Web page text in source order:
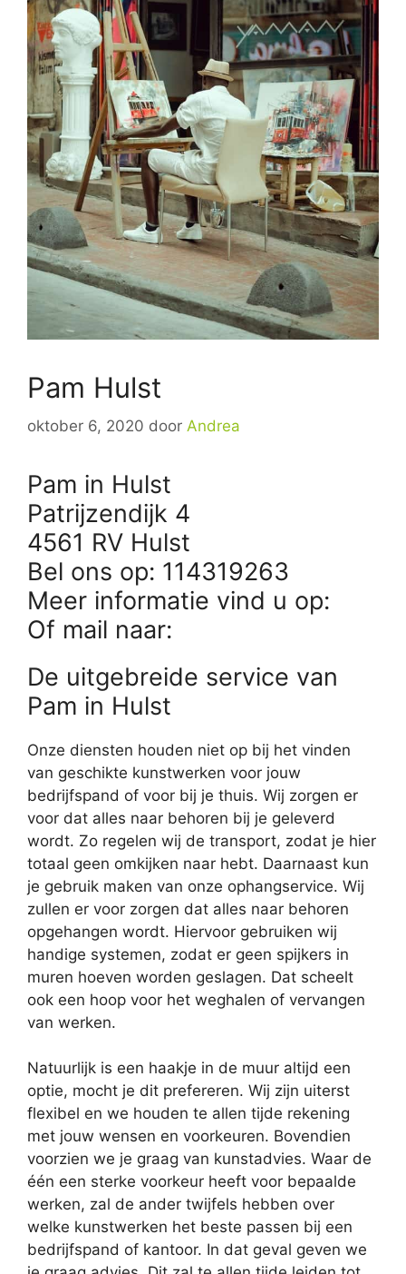
Pam Hulst
oktober 6, 2020 door Andrea
Pam in Hulst
Patrijzendijk 4
4561 RV Hulst
Bel ons op: 114319263
Meer informatie vind u op:
Of mail naar:
De uitgebreide service van
Pam in Hulst
Onze diensten houden niet op bij het vinden
van geschikte kunstwerken voor jouw
bedrijfspand of voor bij je thuis. Wij zorgen er
voor dat alles naar behoren bij je geleverd
wordt. Zo regelen wij de transport, zodat je hier
totaal geen omkijken naar hebt. Daarnaast kun
je gebruik maken van onze ophangservice. Wij
zullen er voor zorgen dat alles naar behoren
opgehangen wordt. Hiervoor gebruiken wij
handige systemen, zodat er geen spijkers in
muren hoeven worden geslagen. Dat scheelt
ook een hoop voor het weghalen of vervangen
van werken.
Natuurlijk is een haakje in de muur altijd een
optie, mocht je dit prefereren. Wij zijn uiterst
flexibel en we houden te allen tijde rekening
met jouw wensen en voorkeuren. Bovendien
voorzien we je graag van kunstadvies. Waar de
één een sterke voorkeur heeft voor bepaalde
werken, zal de ander twijfels hebben over
welke kunstwerken het beste passen bij een
bedrijfspand of kantoor. In dat geval geven we